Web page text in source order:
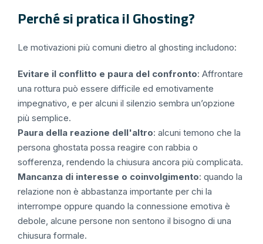
Perché si pratica il Ghosting?
Le motivazioni più comuni dietro al ghosting includono:
Evitare il conflitto e paura del confronto: Affrontare
una rottura può essere difficile ed emotivamente
impegnativo, e per alcuni il silenzio sembra un’opzione
più semplice.
Paura della reazione dell'altro: alcuni temono che la
persona ghostata possa reagire con rabbia o
sofferenza, rendendo la chiusura ancora più complicata.
Mancanza di interesse o coinvolgimento: quando la
relazione non è abbastanza importante per chi la
interrompe oppure quando la connessione emotiva è
debole, alcune persone non sentono il bisogno di una
chiusura formale.